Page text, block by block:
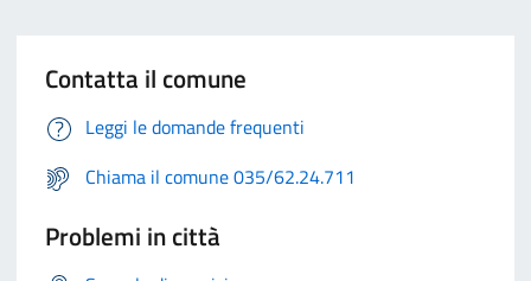
Contatta il comune
Leggi le domande frequenti
Chiama il comune 035/62.24.711
Problemi in città